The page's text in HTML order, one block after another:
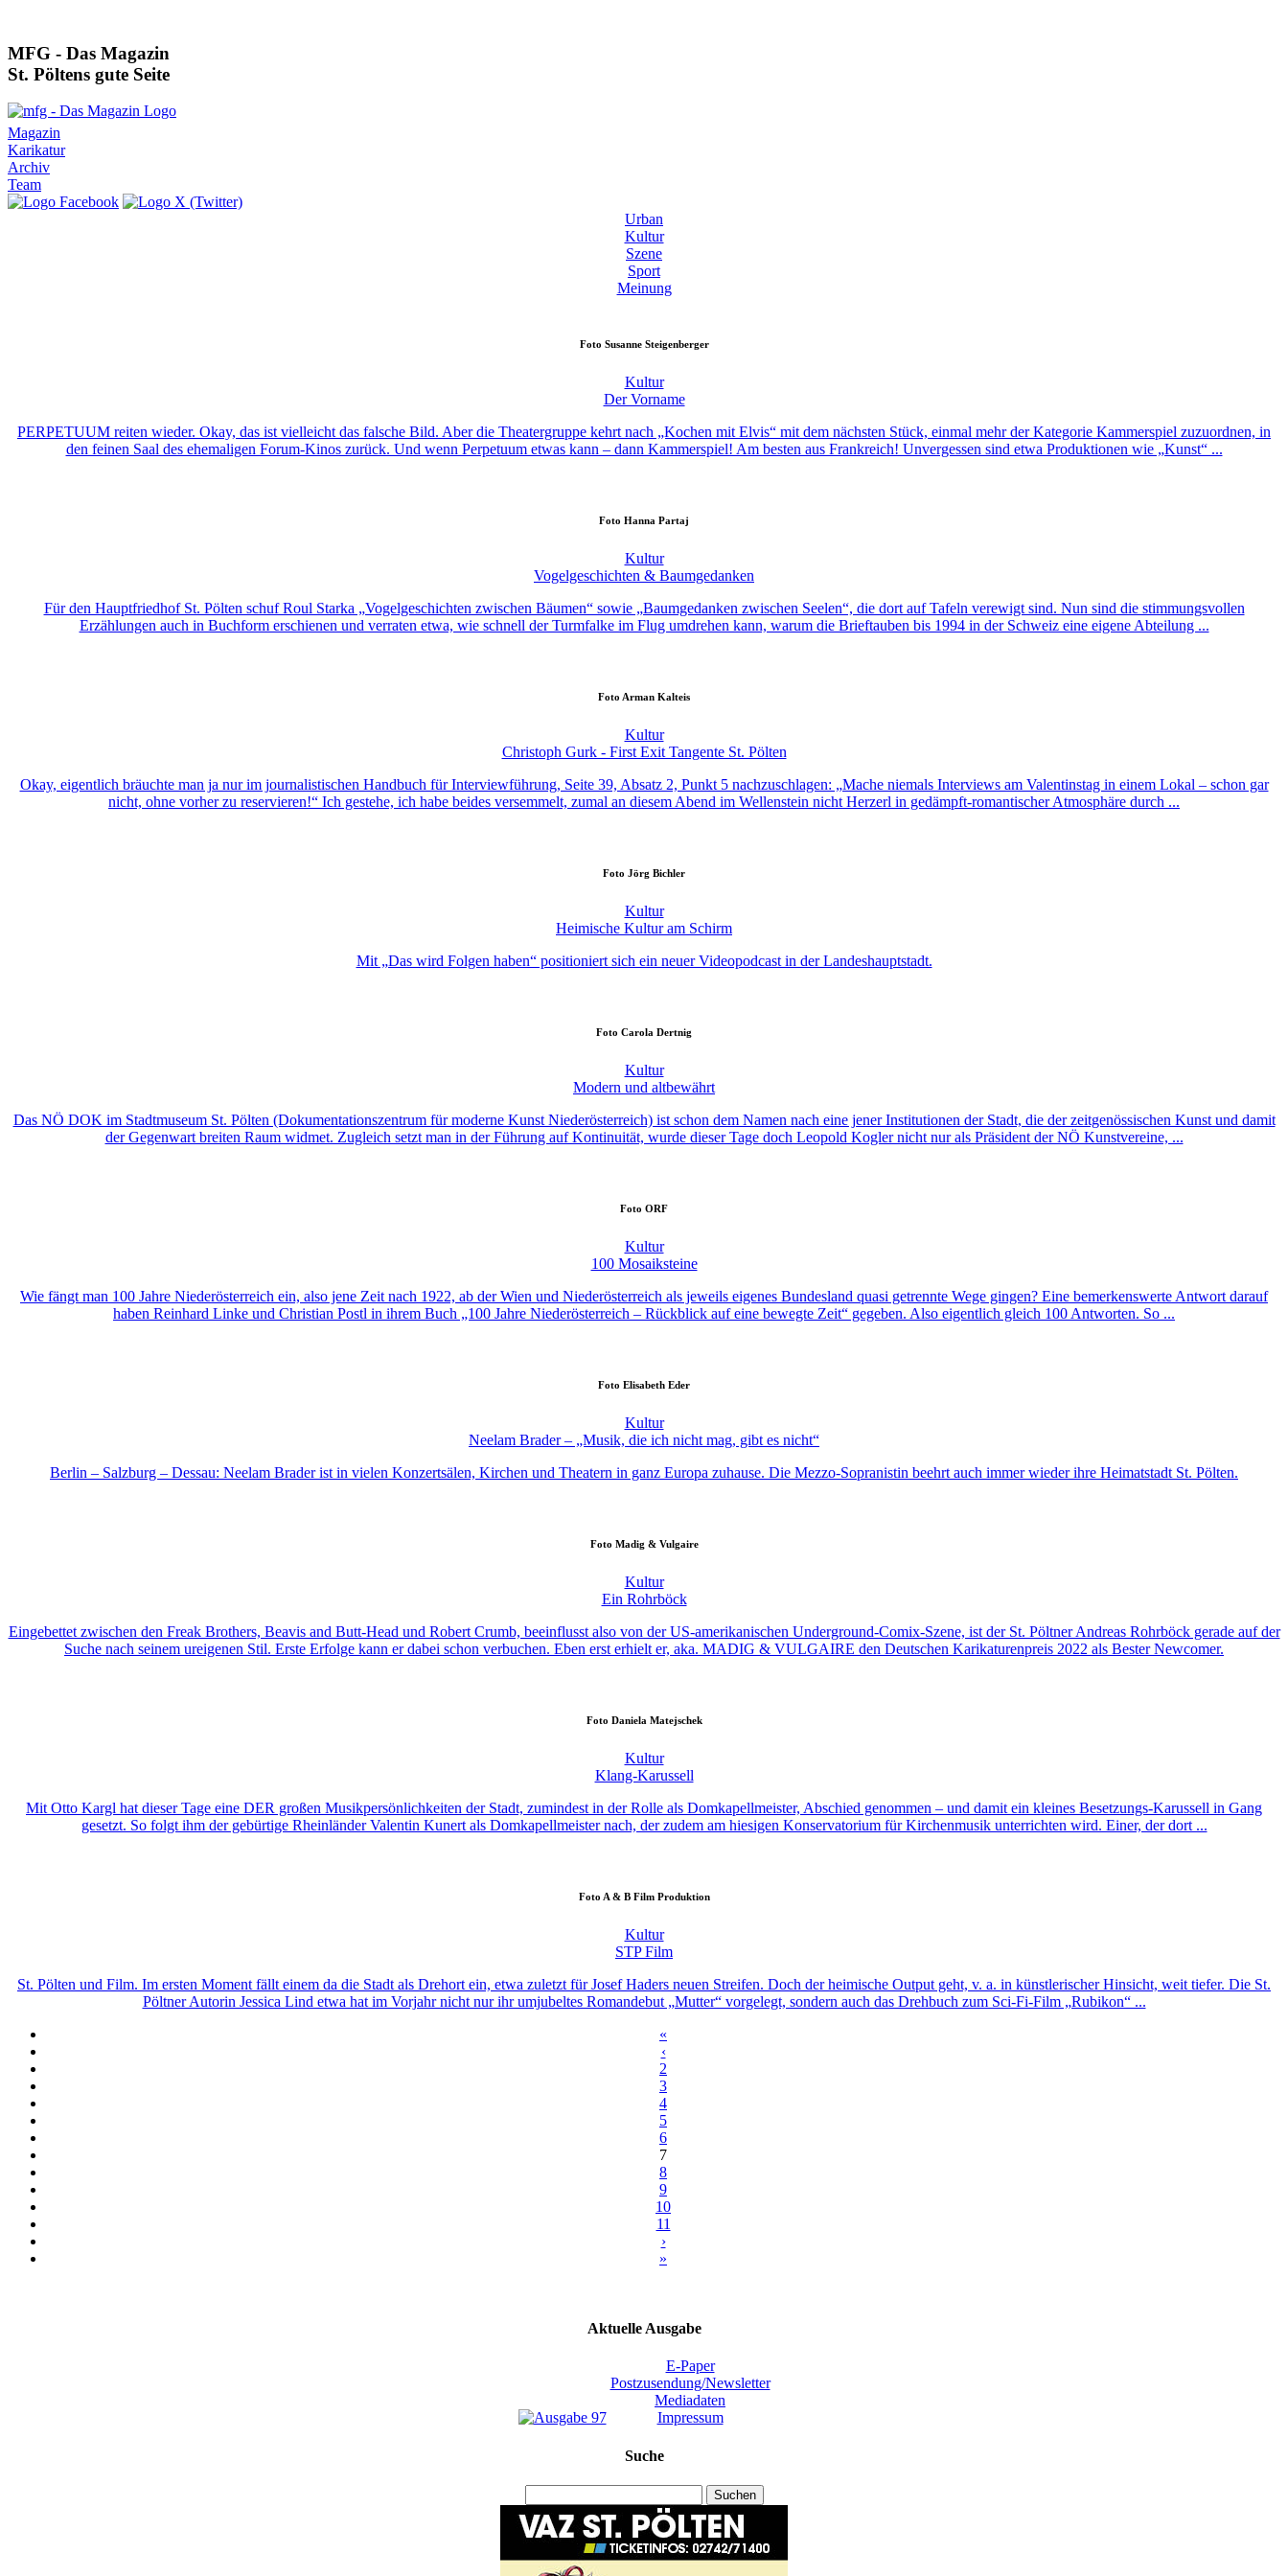
MFG - Das Magazin
St. Pöltens gute Seite
Magazin
Karikatur
Archiv
Team
Urban
Kultur
Szene
Sport
Meinung
Foto Susanne Steigenberger
Kultur
Der Vorname
PERPETUUM reiten wieder. Okay, das ist vielleicht das falsche Bild. Aber die Theatergruppe kehrt nach „Kochen mit Elvis“ mit dem nächsten Stück, einmal mehr der Kategorie Kammerspiel zuzuordnen, in
den feinen Saal des ehemaligen Forum-Kinos zurück. Und wenn Perpetuum etwas kann – dann Kammerspiel! Am besten aus Frank­reich! Unvergessen sind etwa Produktionen wie „Kunst“ ...
Foto Hanna Partaj
Kultur
Vogelgeschichten & Baumgedanken
Für den Hauptfriedhof St. Pölten schuf Roul Starka „Vogelgeschichten zwischen Bäumen“ sowie „Baumgedanken zwischen Seelen“, die dort auf Tafeln verewigt sind. Nun sind die stimmungsvollen
Erzählungen auch in Buchform erschienen und verraten etwa, wie schnell der Turmfalke im Flug umdrehen kann, warum die Brieftauben bis 1994 in der Schweiz eine eigene Abteilung ...
Foto Arman Kalteis
Kultur
Christoph Gurk - First Exit Tangente St. Pölten
Okay, eigentlich bräuchte man ja nur im journalistischen Handbuch für Interviewführung, Seite 39, Absatz 2, Punkt 5 nachzuschlagen: „Mache niemals Interviews am Valentinstag in einem Lokal – schon gar
nicht, ohne vorher zu reservieren!“ Ich gestehe, ich habe beides versemmelt, zumal an diesem Abend im Wellenstein nicht Herzerl in gedämpft-romantischer Atmosphäre durch ...
Foto Jörg Bichler
Kultur
Heimische Kultur am Schirm
Mit „Das wird Folgen haben“ positioniert sich ein neuer Videopodcast in der Landeshauptstadt.
Foto Carola Dertnig
Kultur
Modern und altbewährt
Das NÖ DOK im Stadtmuseum St. Pölten (Dokumentationszentrum für moderne Kunst Niederösterreich) ist schon dem Namen nach eine jener Institutionen der Stadt, die der zeitgenössischen Kunst und damit
der Gegenwart breiten Raum widmet. Zugleich setzt man in der Führung auf Kontinuität, wurde dieser Tage doch Leopold Kogler nicht nur als Präsident der NÖ Kunstvereine, ...
Foto ORF
Kultur
100 Mosaiksteine
Wie fängt man 100 Jahre Nieder­österreich ein, also jene Zeit nach 1922, ab der Wien und Niederösterreich als jeweils eigenes Bundesland quasi getrennte Wege gingen? Eine bemerkenswerte Antwort darauf
haben Reinhard Linke und Christian Postl in ihrem Buch „100 Jahre Niederösterreich – Rückblick auf eine bewegte Zeit“ gegeben. Also eigentlich gleich 100 Antworten. So ...
Foto Elisabeth Eder
Kultur
Neelam Brader – „Musik, die ich nicht mag, gibt es nicht“
Berlin – Salzburg – Dessau: Neelam Brader ist in vielen Konzertsälen, Kirchen und Theatern in ganz Europa zuhause. Die Mezzo-Sopranistin beehrt auch immer wieder ihre Heimatstadt St. Pölten.
Foto Madig & Vulgaire
Kultur
Ein Rohrböck
Eingebettet zwischen den Freak Brothers, Beavis and Butt-Head und Robert Crumb, beeinflusst also von der US-amerikanischen Underground-Comix-Szene, ist der St. Pöltner Andreas Rohrböck gerade auf der
Suche nach seinem ureigenen Stil. Erste Erfolge kann er dabei schon verbuchen. Eben erst erhielt er, aka. MADIG & VULGAIRE den Deutschen Karikaturenpreis 2022 als Bester Newcomer.
Foto Daniela Matejschek
Kultur
Klang-Karussell
Mit Otto Kargl hat dieser Tage eine DER großen Musikpersönlichkeiten der Stadt, zumindest in der Rolle als Domkapellmeister, Abschied genommen – und damit ein kleines Besetzungs-Karussell in Gang
gesetzt. So folgt ihm der gebürtige Rheinländer Valentin Kunert als Domkapellmeister nach, der zudem am hiesigen Konservatorium für Kirchenmusik unterrichten wird. Einer, der dort ...
Foto A & B Film Produktion
Kultur
STP Film
St. Pölten und Film. Im ersten Moment fällt einem da die Stadt als Drehort ein, etwa zuletzt für Josef Haders neuen Streifen. Doch der heimische Output geht, v. a. in künstlerischer Hinsicht, weit tiefer. Die St.
Pöltner Autorin Jessica Lind etwa hat im Vorjahr nicht nur ihr umjubeltes Romandebut „Mutter“ vorgelegt, sondern auch das Drehbuch zum Sci-Fi-Film „Rubikon“ ...
«
‹
2
3
4
5
6
7
8
9
10
11
›
»
Aktuelle Ausgabe
E-Paper
Postzusendung/Newsletter
Mediadaten
Impressum
Suche
Suchen